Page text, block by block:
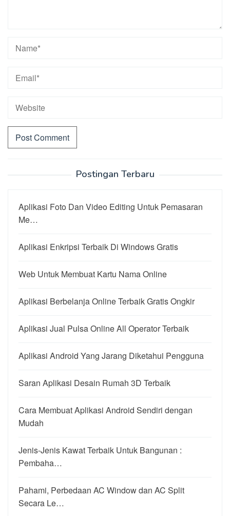
Postingan Terbaru
Aplikasi Foto Dan Video Editing Untuk Pemasaran
Me…
Aplikasi Enkripsi Terbaik Di Windows Gratis
Web Untuk Membuat Kartu Nama Online
Aplikasi Berbelanja Online Terbaik Gratis Ongkir
Aplikasi Jual Pulsa Online All Operator Terbaik
Aplikasi Android Yang Jarang Diketahui Pengguna
Saran Aplikasi Desain Rumah 3D Terbaik
Cara Membuat Aplikasi Android Sendiri dengan
Mudah
Jenis-Jenis Kawat Terbaik Untuk Bangunan :
Pembaha…
Pahami, Perbedaan AC Window dan AC Split
Secara Le…